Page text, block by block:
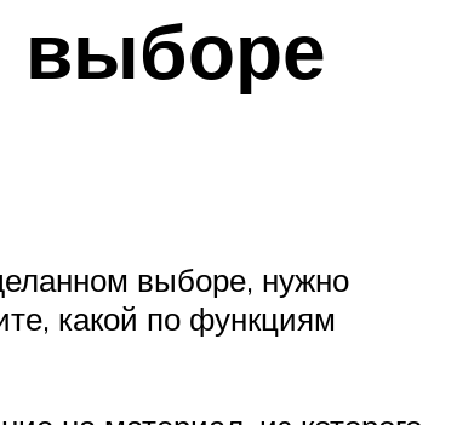
выборе
выборе, нужно
какой по функциям